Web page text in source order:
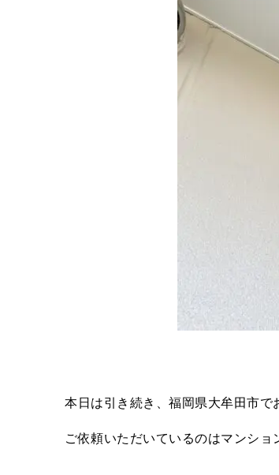
本日は引き続き、福岡県大牟田市で
ご依頼いただいているのはマンショ